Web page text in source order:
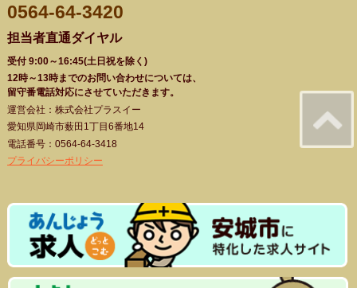
0564-64-3420
担当者直通ダイヤル
受付 9:00～16:45(土日祝を除く)
12時～13時までのお問い合わせについては、
留守番電話対応にさせていただきます。
運営会社：株式会社プラスイー
愛知県岡崎市薮田1丁目6番地14
電話番号：0564-64-3418
プライバシーポリシー